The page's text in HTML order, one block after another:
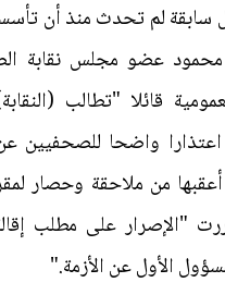
محمود عضو مجلس نقابة
قائلا "تطالب
اعتذارا واضحا للصحفيين
أعقبها من ملاحقة وحصار
"الإصرار على مطلب
الأول عن الأزمة."